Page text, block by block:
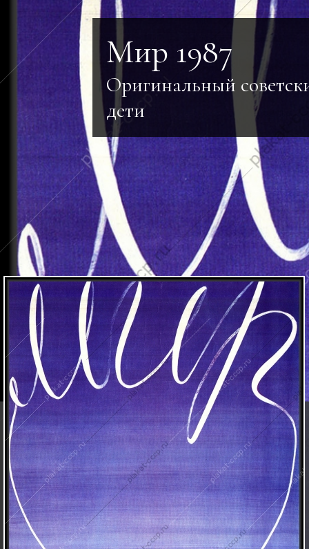
Мир 1987
Оригинальный
дети